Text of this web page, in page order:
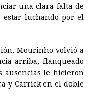
una clara falta de
estar luchando por el
Mourinho volvió a
arriba, flanqueado
ausencias le hicieron
y Carrick en el doble